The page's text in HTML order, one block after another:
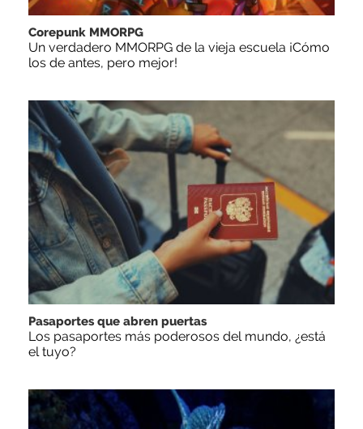
Corepunk MMORPG
Un verdadero MMORPG de la vieja escuela ¡Cómo
los de antes, pero mejor!
Pasaportes que abren puertas
Los pasaportes más poderosos del mundo, ¿está
el tuyo?